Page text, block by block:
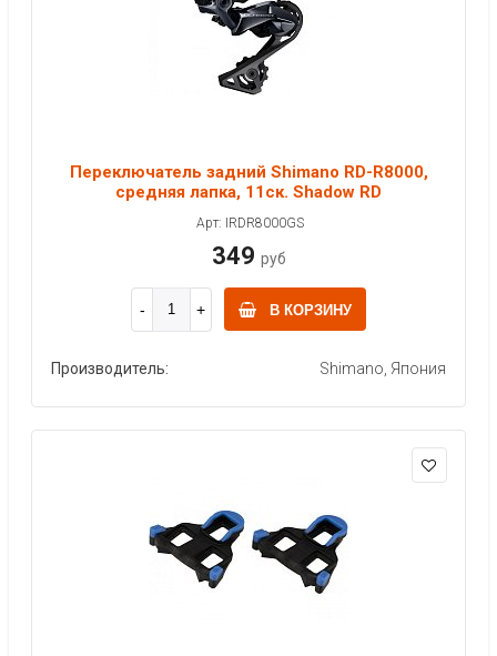
Переключатель задний Shimano RD-R8000,
средняя лапка, 11ск. Shadow RD
Арт: IRDR8000GS
349 руб
В КОРЗИНУ
Производитель: Shimano, Япония